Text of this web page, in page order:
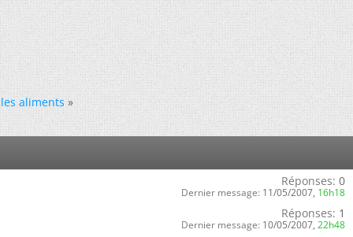
aliments »
Réponses: 0
Dernier message: 11/05/2007, 16h18
Réponses: 1
Dernier message: 10/05/2007, 22h48